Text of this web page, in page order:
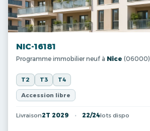
NIC-16181
Programme immobilier neuf à Nice (06000)
T2 T3 T4
Accession libre
Livraison2T 2029 22/24lots dispo